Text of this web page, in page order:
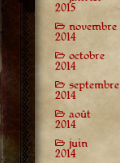
2015
novembre
2014
octobre
2014
septembre
2014
août
2014
juin
2014